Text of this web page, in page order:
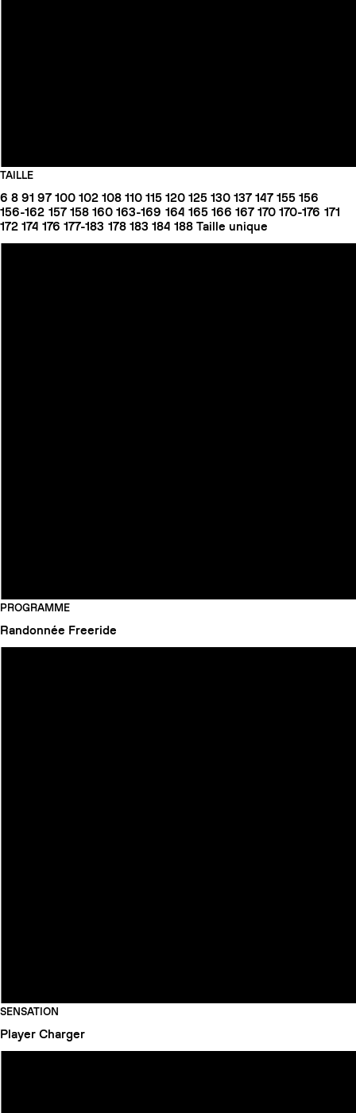
TAILLE
6 8 91 97 100 102 108 110 115 120 125 130 137 147 155 156
156-162 157 158 160 163-169 164 165 166 167 170 170-176 171
172 174 176 177-183 178 183 184 188 Taille unique
PROGRAMME
Randonnée Freeride
SENSATION
Player Charger